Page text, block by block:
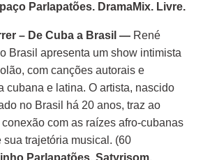
Parlapatões. DramaMix. Livre.
– De Cuba a Brasil — René
Brasil apresenta um show intimista
com canções autorais e
cubana e latina. O artista, nascido
no Brasil há 20 anos, traz ao
com as raízes afro-cubanas
sua trajetória musical. (60
Parlapatões. Satyrisom.